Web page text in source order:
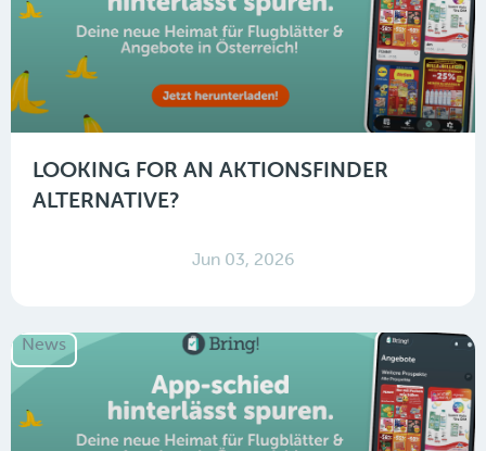
LOOKING FOR AN AKTIONSFINDER
ALTERNATIVE?
Jun 03, 2026
News